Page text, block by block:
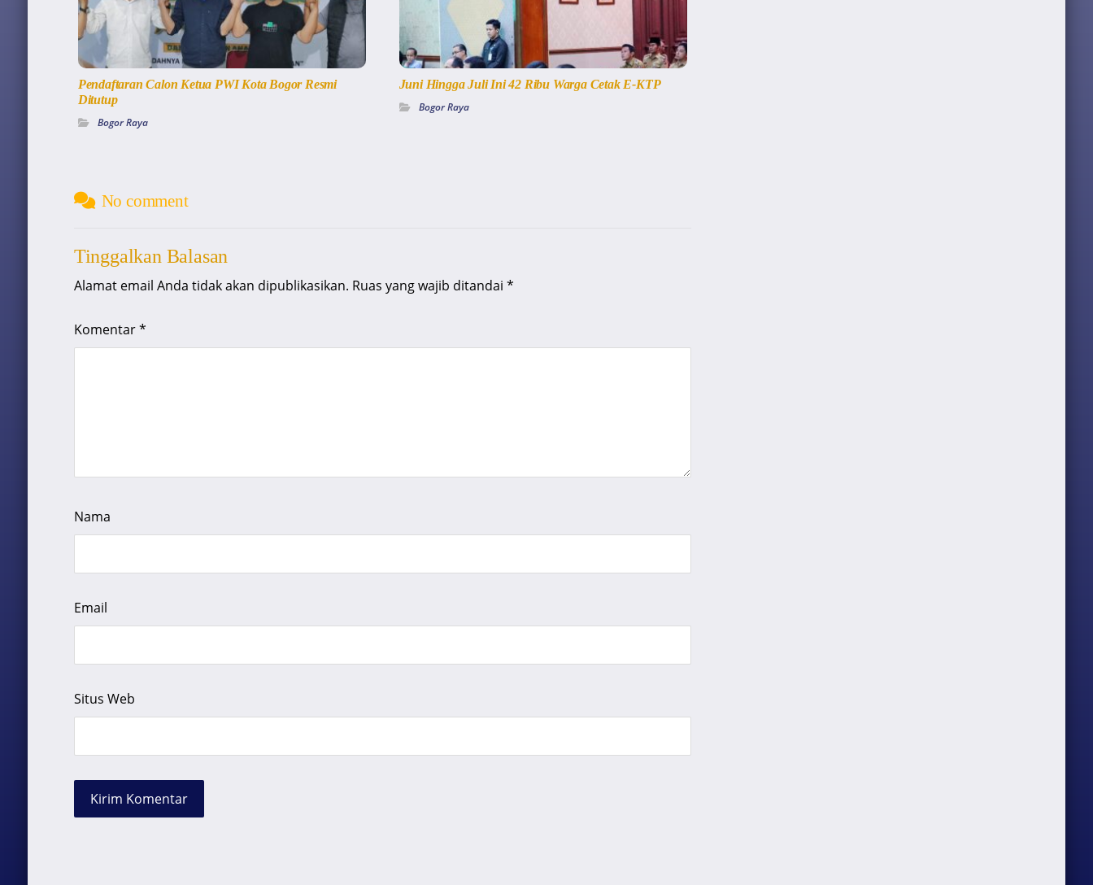
Pendaftaran Calon Ketua PWI Kota Bogor Resmi
Ditutup
Bogor Raya
Juni Hingga Juli Ini 42 Ribu Warga Cetak E-KTP
Bogor Raya
No comment
Tinggalkan Balasan
Alamat email Anda tidak akan dipublikasikan. Ruas yang wajib ditandai *
Komentar*
Nama
Email
Situs Web